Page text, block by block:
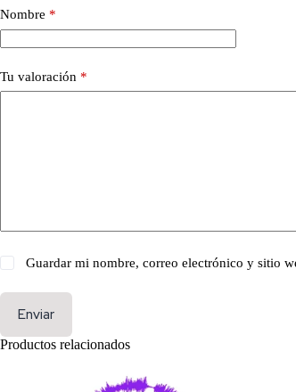
Nombre *
Tu valoración *
Guardar mi nombre, correo electrónico y sitio
Enviar
Productos relacionados